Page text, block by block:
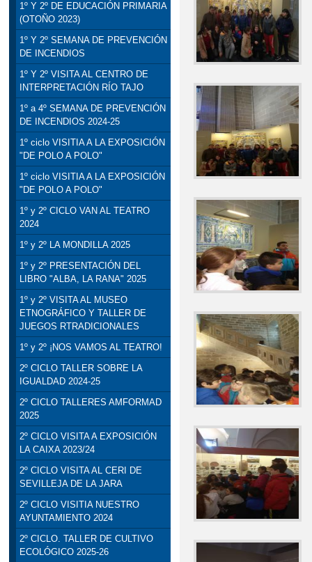
1º Y 2º DE EDUCACIÓN PRIMARIA
(OTOÑO 2023)
1º Y 2º SEMANA DE PREVENCIÓN
DE INCENDIOS
1º Y 2º VISITA AL CENTRO DE
INTERPRETACIÓN RÍO TAJO
1º a 4º SEMANA DE PREVENCIÓN
DE INCENDIOS 2024-25
1º ciclo VISITIA A LA EXPOSICIÓN
"DE POLO A POLO"
1º ciclo VISITIA A LA EXPOSICIÓN
"DE POLO A POLO"
1º y 2º CICLO VAN AL TEATRO
2024
1º y 2º LA MONDILLA 2025
1º y 2º PRESENTACIÓN DEL
LIBRO "ALBA, LA RANA" 2025
1º y 2º VISITA AL MUSEO
ETNOGRÁFICO Y TALLER DE
JUEGOS RTRADICIONALES
1º y 2º ¡NOS VAMOS AL TEATRO!
2º CICLO TALLER SOBRE LA
IGUALDAD 2024-25
2º CICLO TALLERES AMFORMAD
2025
2º CICLO VISITA A EXPOSICIÓN
LA CAIXA 2023/24
2º CICLO VISITA AL CERI DE
SEVILLEJA DE LA JARA
2º CICLO VISITIA NUESTRO
AYUNTAMIENTO 2024
2º CICLO. TALLER DE CULTIVO
ECOLÓGICO 2025-26